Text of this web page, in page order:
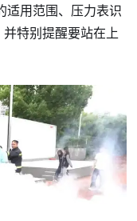
适用范围、压力表识
特别提醒要站在上